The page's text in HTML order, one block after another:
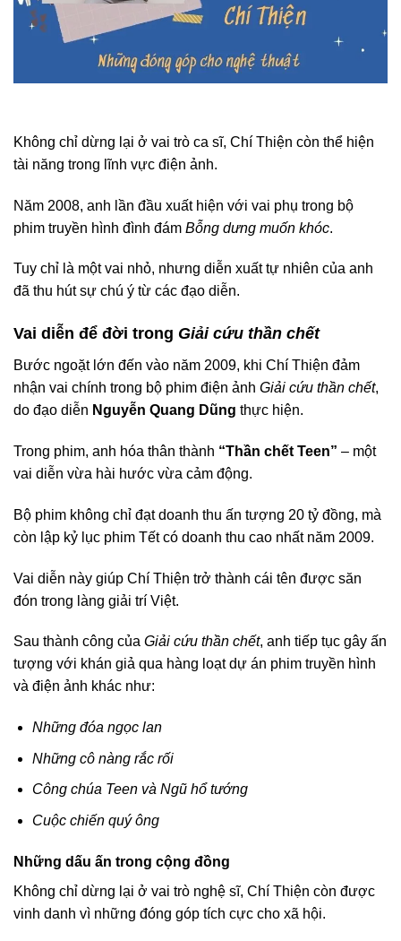
Không chỉ dừng lại ở vai trò ca sĩ, Chí Thiện còn thể hiện
tài năng trong lĩnh vực điện ảnh.
Năm 2008, anh lần đầu xuất hiện với vai phụ trong bộ
phim truyền hình đình đám Bỗng dưng muốn khóc.
Tuy chỉ là một vai nhỏ, nhưng diễn xuất tự nhiên của anh
đã thu hút sự chú ý từ các đạo diễn.
Vai diễn để đời trong Giải cứu thần chết
Bước ngoặt lớn đến vào năm 2009, khi Chí Thiện đảm
nhận vai chính trong bộ phim điện ảnh Giải cứu thần chết,
do đạo diễn Nguyễn Quang Dũng thực hiện.
Trong phim, anh hóa thân thành “Thần chết Teen” – một
vai diễn vừa hài hước vừa cảm động.
Bộ phim không chỉ đạt doanh thu ấn tượng 20 tỷ đồng, mà
còn lập kỷ lục phim Tết có doanh thu cao nhất năm 2009.
Vai diễn này giúp Chí Thiện trở thành cái tên được săn
đón trong làng giải trí Việt.
Sau thành công của Giải cứu thần chết, anh tiếp tục gây ấn
tượng với khán giả qua hàng loạt dự án phim truyền hình
và điện ảnh khác như:
Những đóa ngọc lan
Những cô nàng rắc rối
Công chúa Teen và Ngũ hổ tướng
Cuộc chiến quý ông
Những dấu ấn trong cộng đồng
Không chỉ dừng lại ở vai trò nghệ sĩ, Chí Thiện còn được
vinh danh vì những đóng góp tích cực cho xã hội.